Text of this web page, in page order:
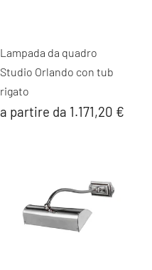
Lampada da quadro
Studio Orlando con tub
rigato
a partire da 1.171,20 €